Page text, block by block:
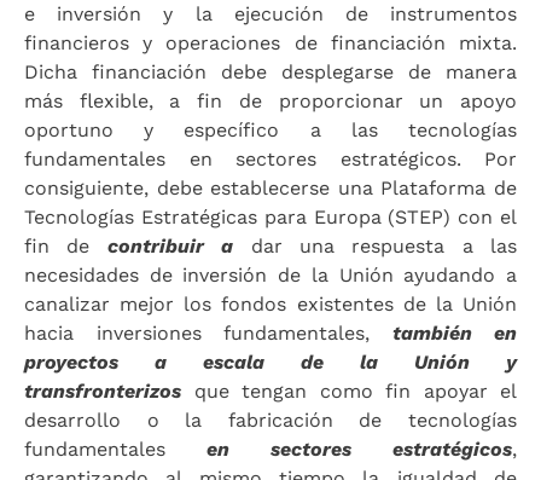
e inversión y la ejecución de instrumentos
financieros y operaciones de financiación mixta.
Dicha financiación debe desplegarse de manera
más flexible, a fin de proporcionar un apoyo
oportuno y específico a las tecnologías
fundamentales en sectores estratégicos. Por
consiguiente, debe establecerse una Plataforma de
Tecnologías Estratégicas para Europa (STEP) con el
fin de contribuir a dar una respuesta a las
necesidades de inversión de la Unión ayudando a
canalizar mejor los fondos existentes de la Unión
hacia inversiones fundamentales, también en
proyectos a escala de la Unión y
transfronterizos que tengan como fin apoyar el
desarrollo o la fabricación de tecnologías
fundamentales en sectores estratégicos,